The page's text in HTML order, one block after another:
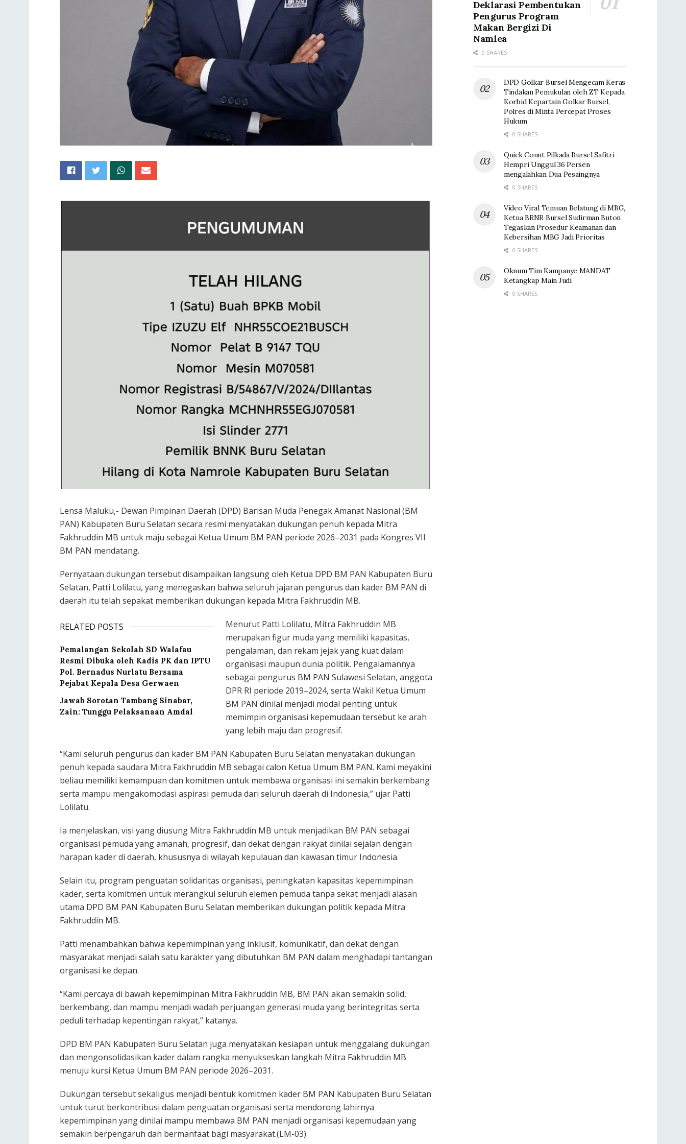
Lensa Maluku,- Dewan Pimpinan Daerah (DPD) Barisan Muda Penegak Amanat Nasional (BM
PAN) Kabupaten Buru Selatan secara resmi menyatakan dukungan penuh kepada Mitra
Fakhruddin MB untuk maju sebagai Ketua Umum BM PAN periode 2026–2031 pada Kongres VII
BM PAN mendatang.
Pernyataan dukungan tersebut disampaikan langsung oleh Ketua DPD BM PAN Kabupaten Buru
Selatan, Patti Lolilatu, yang menegaskan bahwa seluruh jajaran pengurus dan kader BM PAN di
daerah itu telah sepakat memberikan dukungan kepada Mitra Fakhruddin MB.
RELATED POSTS
Pemalangan Sekolah SD Walafau
Resmi Dibuka oleh Kadis PK dan IPTU
Pol. Bernadus Nurlatu Bersama
Pejabat Kepala Desa Gerwaen
Jawab Sorotan Tambang Sinabar,
Zain: Tunggu Pelaksanaan Amdal
Menurut Patti Lolilatu, Mitra Fakhruddin MB
merupakan figur muda yang memiliki kapasitas,
pengalaman, dan rekam jejak yang kuat dalam
organisasi maupun dunia politik. Pengalamannya
sebagai pengurus BM PAN Sulawesi Selatan, anggota
DPR RI periode 2019–2024, serta Wakil Ketua Umum
BM PAN dinilai menjadi modal penting untuk
memimpin organisasi kepemudaan tersebut ke arah
yang lebih maju dan progresif.
“Kami seluruh pengurus dan kader BM PAN Kabupaten Buru Selatan menyatakan dukungan
penuh kepada saudara Mitra Fakhruddin MB sebagai calon Ketua Umum BM PAN. Kami meyakini
beliau memiliki kemampuan dan komitmen untuk membawa organisasi ini semakin berkembang
serta mampu mengakomodasi aspirasi pemuda dari seluruh daerah di Indonesia,” ujar Patti
Lolilatu.
Ia menjelaskan, visi yang diusung Mitra Fakhruddin MB untuk menjadikan BM PAN sebagai
organisasi pemuda yang amanah, progresif, dan dekat dengan rakyat dinilai sejalan dengan
harapan kader di daerah, khususnya di wilayah kepulauan dan kawasan timur Indonesia.
Selain itu, program penguatan solidaritas organisasi, peningkatan kapasitas kepemimpinan
kader, serta komitmen untuk merangkul seluruh elemen pemuda tanpa sekat menjadi alasan
utama DPD BM PAN Kabupaten Buru Selatan memberikan dukungan politik kepada Mitra
Fakhruddin MB.
Patti menambahkan bahwa kepemimpinan yang inklusif, komunikatif, dan dekat dengan
masyarakat menjadi salah satu karakter yang dibutuhkan BM PAN dalam menghadapi tantangan
organisasi ke depan.
“Kami percaya di bawah kepemimpinan Mitra Fakhruddin MB, BM PAN akan semakin solid,
berkembang, dan mampu menjadi wadah perjuangan generasi muda yang berintegritas serta
peduli terhadap kepentingan rakyat,” katanya.
DPD BM PAN Kabupaten Buru Selatan juga menyatakan kesiapan untuk menggalang dukungan
dan mengonsolidasikan kader dalam rangka menyukseskan langkah Mitra Fakhruddin MB
menuju kursi Ketua Umum BM PAN periode 2026–2031.
Dukungan tersebut sekaligus menjadi bentuk komitmen kader BM PAN Kabupaten Buru Selatan
untuk turut berkontribusi dalam penguatan organisasi serta mendorong lahirnya
kepemimpinan yang dinilai mampu membawa BM PAN menjadi organisasi kepemudaan yang
semakin berpengaruh dan bermanfaat bagi masyarakat.(LM-03)
Deklarasi Pembentukan
Pengurus Program
Makan Bergizi Di
Namlea
0 SHARES
DPD Golkar Bursel Mengecam Keras
Tindakan Pemukulan oleh ZT Kepada
Korbid Kepartain Golkar Bursel,
Polres di Minta Percepat Proses
Hukum
0 SHARES
Quick Count Pilkada Bursel Safitri –
Hempri Unggul 36 Persen
mengalahkan Dua Pesaingnya
0 SHARES
Video Viral Temuan Belatung di MBG,
Ketua BRNR Bursel Sudirman Buton
Tegaskan Prosedur Keamanan dan
Kebersihan MBG Jadi Prioritas
0 SHARES
Oknum Tim Kampanye MANDAT
Ketangkap Main Judi
0 SHARES